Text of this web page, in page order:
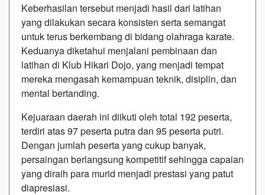
Keberhasilan tersebut menjadi hasil dari latihan
yang dilakukan secara konsisten serta semangat
untuk terus berkembang di bidang olahraga karate.
Keduanya diketahui menjalani pembinaan dan
latihan di Klub Hikari Dojo, yang menjadi tempat
mereka mengasah kemampuan teknik, disiplin, dan
mental bertanding.
Kejuaraan daerah ini diikuti oleh total 192 peserta,
terdiri atas 97 peserta putra dan 95 peserta putri.
Dengan jumlah peserta yang cukup banyak,
persaingan berlangsung kompetitif sehingga capaian
yang diraih para murid menjadi prestasi yang patut
diapresiasi.